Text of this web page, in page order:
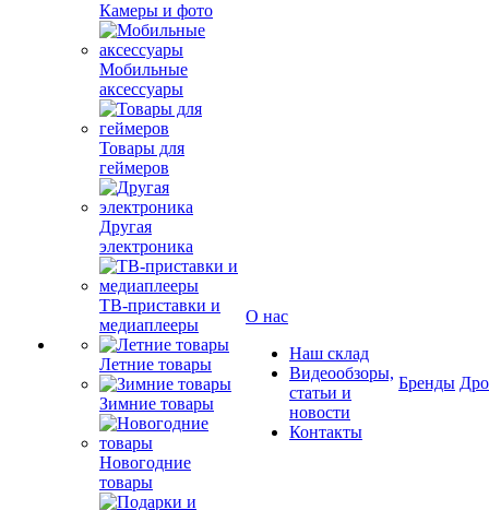
Камеры и фото
Мобильные
аксессуары
Товары для
геймеров
Другая
электроника
ТВ-приставки и
медиаплееры
Летние товары
Зимние товары
Новогодние
товары
О нас
Наш склад
Видеообзоры,
статьи и
новости
Контакты
Бренды